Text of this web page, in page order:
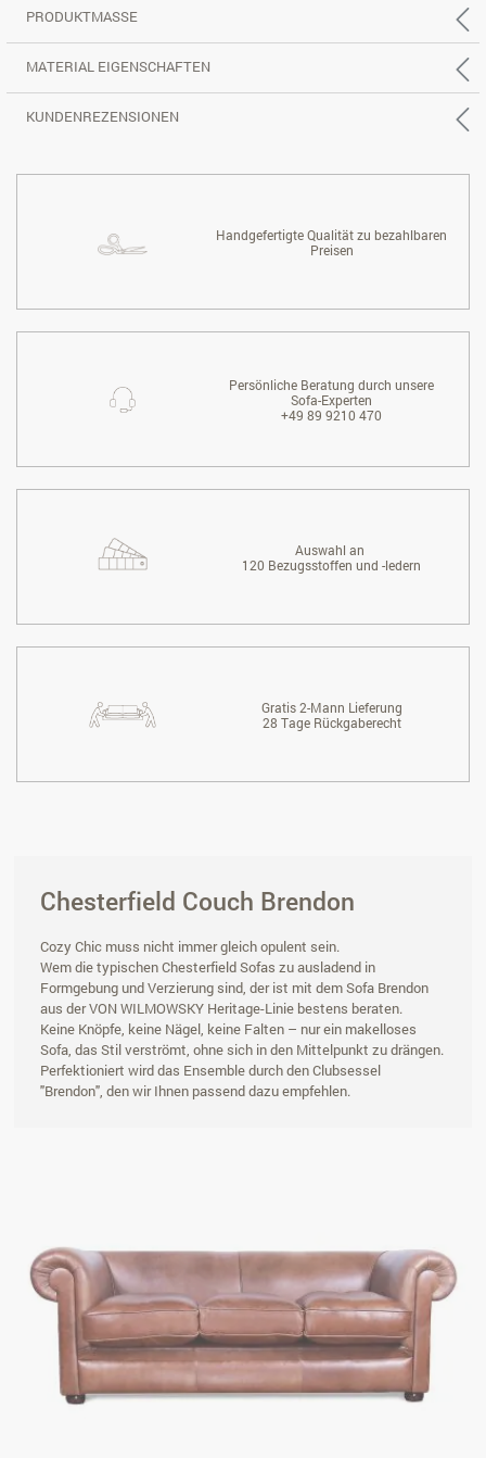
PRODUKTMASSE
MATERIAL EIGENSCHAFTEN
KUNDENREZENSIONEN
Handgefertigte Qualität zu bezahlbaren
Preisen
Persönliche Beratung durch unsere
Sofa-Experten
+49 89 9210 470
Auswahl an
120 Bezugsstoffen und -ledern
Gratis 2-Mann Lieferung
28 Tage Rückgaberecht
Chesterfield Couch Brendon
Cozy Chic muss nicht immer gleich opulent sein.
Wem die typischen Chesterfield Sofas zu ausladend in
Formgebung und Verzierung sind, der ist mit dem Sofa Brendon
aus der VON WILMOWSKY Heritage-Linie bestens beraten.
Keine Knöpfe, keine Nägel, keine Falten – nur ein makelloses
Sofa, das Stil verströmt, ohne sich in den Mittelpunkt zu drängen.
Perfektioniert wird das Ensemble durch den Clubsessel
"Brendon", den wir Ihnen passend dazu empfehlen.